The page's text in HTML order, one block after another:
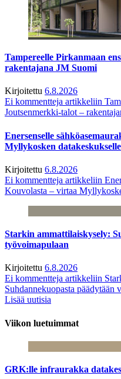
Tampereelle Pirkanmaan
rakentajana JM Suomi
Kirjoitettu 6.8.2026
Ei kommentteja artikkeliin
Joutsenmerkki-talot –
Enersenselle
Myllykosken datakeskukselle
Kirjoitettu 6.8.2026
Ei kommentteja artikkeliin
Kouvolasta – virtaa
Starkin ammattilaiskysely:
työvoimapulaan
Kirjoitettu 6.8.2026
Ei kommentteja artikkeliin
Suhdannekuopasta päädytään
Lisää uutisia
Viikon luetuimmat
GRK:lle infraurakka